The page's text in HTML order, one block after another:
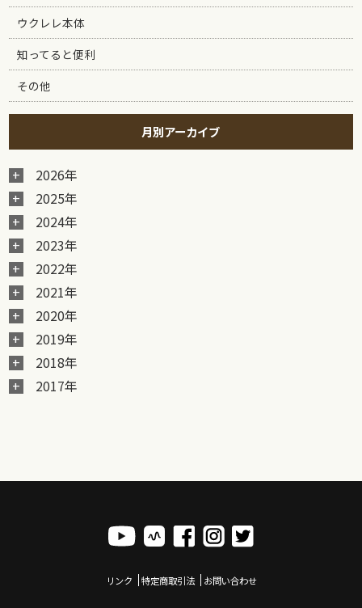
ウクレレ本体
知ってると便利
その他
月別アーカイブ
2026年
2025年
2024年
2023年
2022年
2021年
2020年
2019年
2018年
2017年
リンク 特定商取引法 お問い合わせ